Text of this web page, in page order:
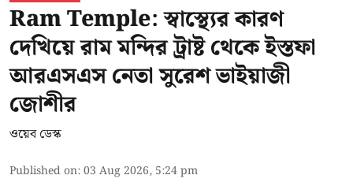
Ram Temple: স্বাস্থ্যের কারণ
দেখিয়ে রাম মন্দির ট্রাষ্ট থেকে ইস্তফা
আরএসএস নেতা সুরেশ ভাইয়াজী
জোশীর
ওয়েব ডেস্ক
Published on:03 Aug 2026, 5:24 pm